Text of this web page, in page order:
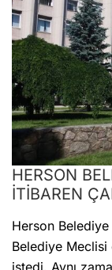
HERSON
İTİBAREN
Herson Belediye
Belediye Meclisi
istedi. Aynı